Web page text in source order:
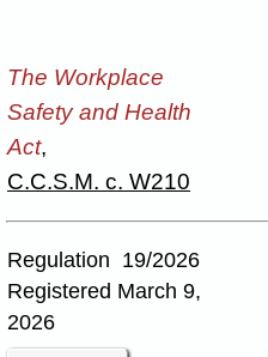
The Workplace
Safety and Health
Act,
C.C.S.M. c. W210
Regulation 19/2026
Registered March 9,
2026